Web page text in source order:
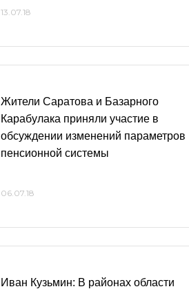
13.07.18
Жители Саратова и Базарного
Карабулака приняли участие в
обсуждении изменений параметров
пенсионной системы
06.07.18
Иван Кузьмин: В районах области